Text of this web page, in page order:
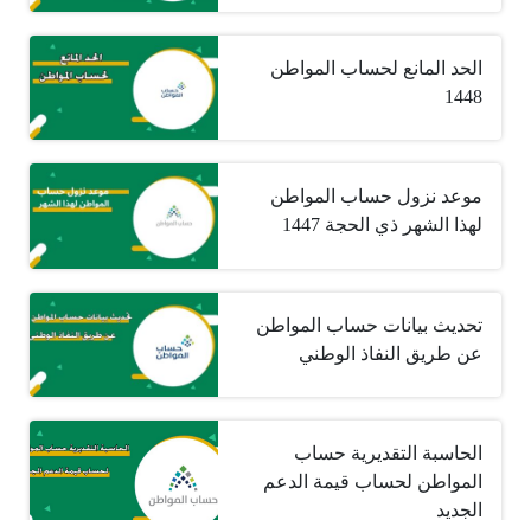
الحد المانع لحساب المواطن
1448
موعد نزول حساب المواطن
لهذا الشهر ذي الحجة 1447
تحديث بيانات حساب المواطن
عن طريق النفاذ الوطني
الحاسبة التقديرية حساب
المواطن لحساب قيمة الدعم
الجديد